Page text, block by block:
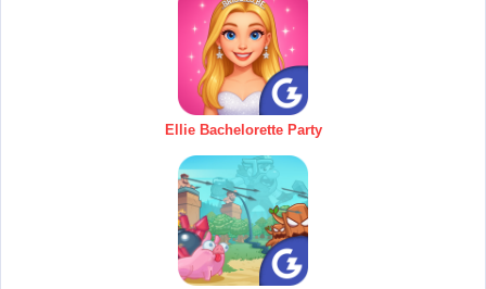
Ellie Bachelorette Party